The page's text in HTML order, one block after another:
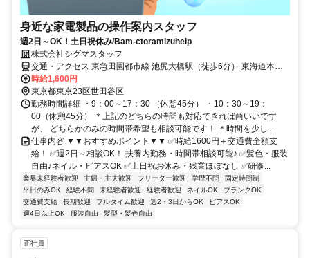
身近な家電製品の操作案内スタッフ
週2日～OK！土日祝休み/Bam-ctoramizuhelp
株式会社シグマスタッフ
交通・アクセス 東急田園都市線 池尻大橋駅（徒歩6分） 東海道本線
川崎駅（徒歩8分） 京急本線 京急川崎駅（徒歩5分）
時給1,600円
東京都東京23区世田谷区
勤務時間詳細 ・9：00～17：30 （休憩45分） ・10：30～19：
00（休憩45分） ＊上記のどちらの時間も対応できれば尚いいです
が、 どちらかのみの時間帯希望も相談可能です！ ＊時間を少し...
仕事内容 ▼▼おすすめポイント▼▼ ✅時給1600円＋交通費全額支
給！ ✅週2日～相談OK！ 扶養内勤務・時間帯相談可能♪ ✅髪色・服装
自由♪ネイル・ピアスOK ✅土日祝お休み・残業ほぼなし ✅研修...
業界未経験者歓迎 主婦・主夫歓迎 フリーター歓迎 学歴不問
固定時間制
平日のみOK
経験不問 未経験者歓迎 経験者歓迎 ネイルOK
ブランクOK
交通費支給
長期歓迎 フルタイム歓迎 週2・3日からOK
ピアスOK
週4日以上OK
服装自由 髪型・髪色自由
正社員